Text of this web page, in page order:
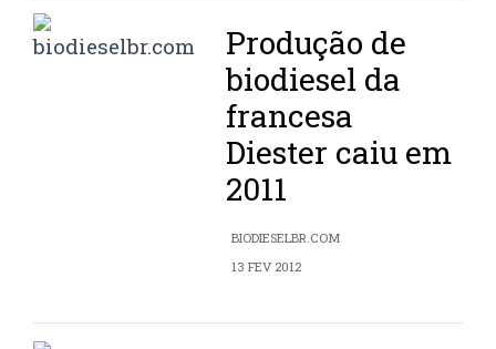
Produção de
biodiesel da
francesa
Diester caiu em
2011
BIODIESELBR.COM
13 FEV 2012